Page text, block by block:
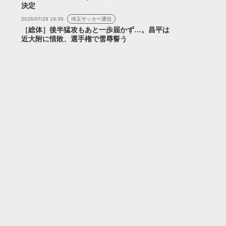
決定
2026/07/29 19:39 埼玉サッカー通信
［総体］後半猛攻もあと一歩届かず…。昌平は
近大附に惜敗、選手権で雪辱誓う